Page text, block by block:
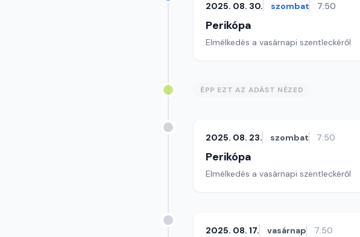
2025. 08. 30. szombat 7:50
Perikópa
Elmélkedés a vasárnapi szentleckéről
ÉPP EZT AZ ADÁST NÉZED
2025. 08. 23. szombat 7:50
Perikópa
Elmélkedés a vasárnapi szentleckéről
2025. 08. 17. vasárnap 7:50